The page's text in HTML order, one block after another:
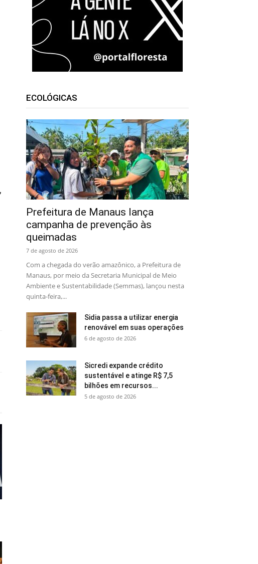
ECOLÓGICAS
Prefeitura de Manaus lança
campanha de prevenção às
queimadas
7 de agosto de 2026
Com a chegada do verão amazônico, a Prefeitura de
Manaus, por meio da Secretaria Municipal de Meio
Ambiente e Sustentabilidade (Semmas), lançou nesta
quinta-feira,...
Sidia passa a utilizar energia
renovável em suas operações
6 de agosto de 2026
Sicredi expande crédito
sustentável e atinge R$ 7,5
bilhões em recursos...
5 de agosto de 2026